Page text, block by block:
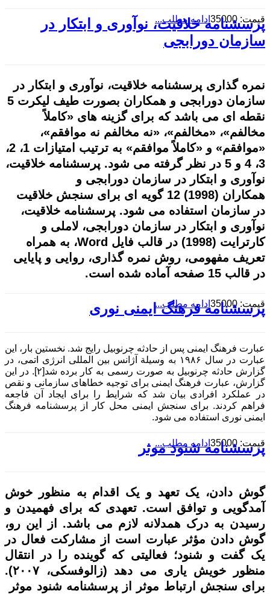
قیمت: 35000 ادامه مطلب...
پرسشنامه خلاقیت، نوآوری و ابتکار در
سازمان دورابجی
نمره گذاری پرسشنامه خلاقیت، نوآوری و ابتکار در
سازمان دورابجی و همکاران
بصورت طیف لیکرت 5
نقطه ای می باشد که برای گزینه های «کاملاً
مخالفم»، «مخالفم»، «نه مخالفم نه موافقم»،
«موافقم» و «کاملاً موافقم» به ترتیب امتیازات 1، 2،
3، 4 و 5 در نظر گرفته می شود. پرسشنامه خلاقیت،
نوآوری و ابتکار در سازمان دورابجی و
همکاران (1998) 12 گویه ای برای سنجش خلاقیت
در سازمان استفاده می شود. پرسشنامه خلاقیت،
نوآوری و ابتکار در سازمان دورابجی، لاملی و
کارترایت (1998) در قالب فایل Word، به همراه
تعریف مفهومی، روش نمره گذاری، روایی و پایایی
در قالب 15 صفحه آماده شده است.
قیمت: 35000 ادامه مطلب...
پرسشنامه فرهنگ ایمنی نوری
عبارت فرهنگ ایمنی پس از حادثه چرنوبیل رایج شد. نخستین بار، این
عبارت در سال ۱۹۸۶
به وسيلة آژانس بین المللی انرژی اتمی، در
گزارش حادثه چرنوبیل به صورت رسمی به کار برده شد[۲].
در این
گزارش، عبارت فرهنگ ایمنی برای توجیه خطاهای سازمانی و نقص
در عملکرد افرادی بیان شد که شرایط را برای ایجاد آن فاجعه
فراهم کردند. برای سنجش ایمنی محل کار از پرسشنامه فرهنگ
ایمنی نوری استفاده می شود.
قیمت: 35000 ادامه مطلب...
پرسشنامه شنود موثر
گوش دادن، یک تعهد و یک اقدام به منظور خوش
آمدگویی و توافق است. تعهدی که برای فهمیدن و
رسیدن به درک همدلانه لازم می باشد. از این رو،
گوش دادن مؤثر عبارت است از مشارکت فعال در
یک گفت و شنود؛ فعالیتی که گوینده را در انتقال
منظور خویش یاری می دهد (زالوفسکی، ۲۰۰۷).
برای سنجش ارتباط موثر از پرسشنامه شنود موثر